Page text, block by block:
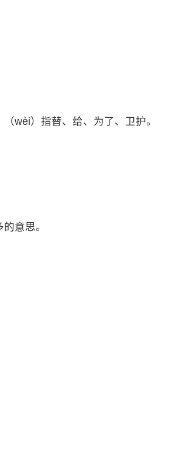
wèi）指替、给、为了、卫护。
意思。